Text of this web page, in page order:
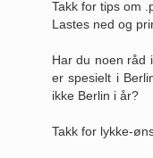
Takk for tips om
Lastes ned og
Har du noen råd
er spesielt i
ikke Berlin i år?
Takk for lykke-